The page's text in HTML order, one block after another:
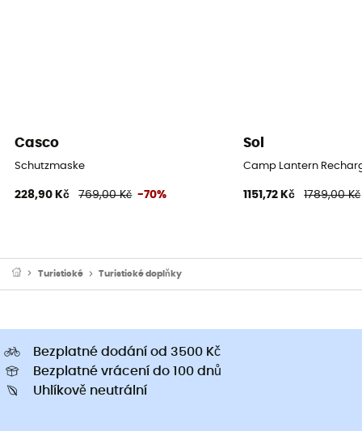
Casco
Schutzmaske
228,90 Kč 769,00 Kč -70%
Sol
Camp Lantern
1151,72 Kč 1789,00 Kč
Turistické Turistické doplňky
Bezplatné dodání od 3500 Kč
Bezplatné vrácení do 100 dnů
Uhlíkově neutrální